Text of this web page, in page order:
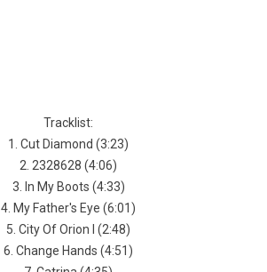
Tracklist:
1. Cut Diamond (3:23)
2. 2328628 (4:06)
3. In My Boots (4:33)
4. My Father's Eye (6:01)
5. City Of Orion I (2:48)
6. Change Hands (4:51)